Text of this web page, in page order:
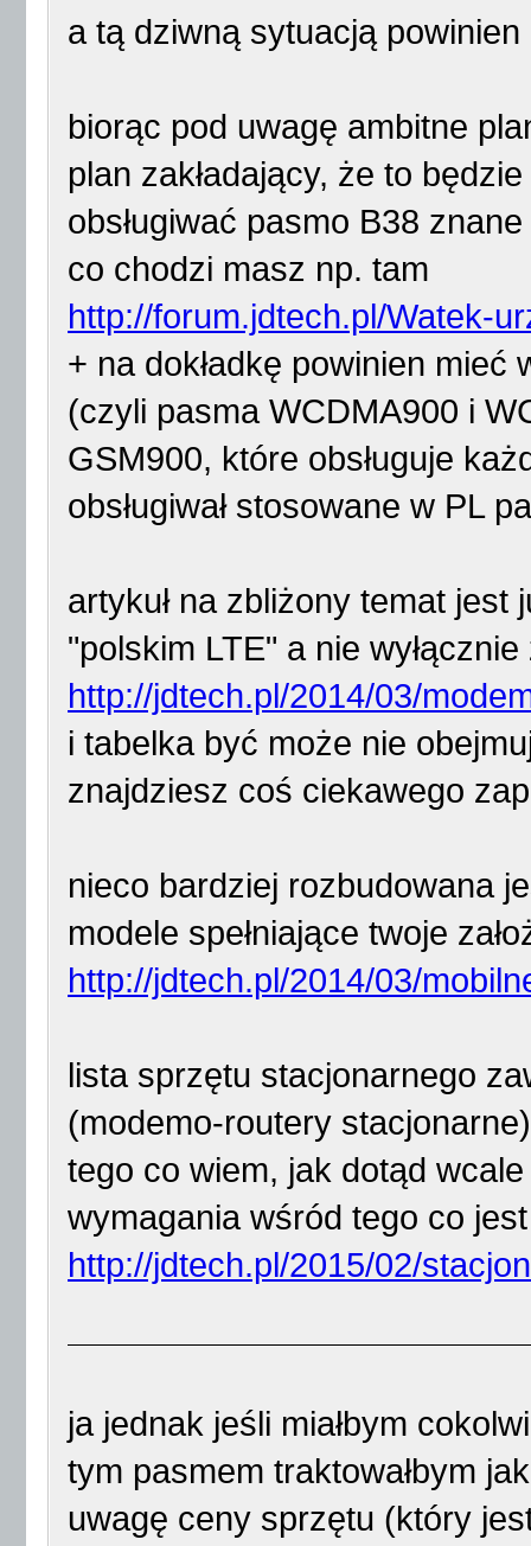
a tą dziwną sytuacją
biorąc pod uwagę ambitne
plan zakładający, że to
obsługiwać pasmo B38
co chodzi masz np. tam
http://forum.jdtech.pl/Watek-
+ na dokładkę powinien mieć
(czyli pasma WCDMA900 i
GSM900, które obsługuje
obsługiwał stosowane w PL
artykuł na zbliżony temat
"polskim LTE" a nie
http://jdtech.pl/2014/03/
i tabelka być może nie
znajdziesz coś ciekawego
nieco bardziej rozbudowana
modele spełniające twoje
http://jdtech.pl/2014/03/
lista sprzętu stacjonarnego
(modemo-routery
tego co wiem, jak dotąd
wymagania wśród tego co
http://jdtech.pl/2015/02/
ja jednak jeśli miałbym
tym pasmem traktowałbym
uwagę ceny sprzętu (który